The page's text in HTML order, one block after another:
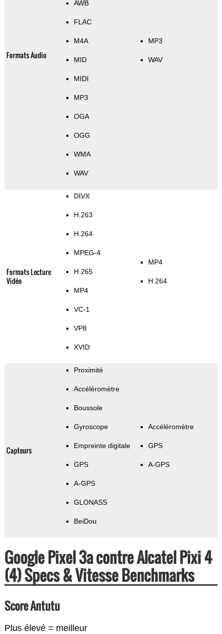
Formats Audio
AWB
FLAC
M4A
MID
MIDI
MP3
OGA
OGG
WMA
WAV
MP3
WAV
Formats Lecture
Vidéo
DIVX
H.263
H.264
MPEG-4
H.265
MP4
VC-1
VP8
XVID
MP4
H.264
Capteurs
Proximité
Accéléromètre
Boussole
Gyroscope
Empreinte digitale
GPS
A-GPS
GLONASS
BeiDou
Accéléromètre
GPS
A-GPS
Google Pixel 3a contre Alcatel Pixi 4
(4) Specs & Vitesse Benchmarks
Score Antutu
Plus élevé = meilleur